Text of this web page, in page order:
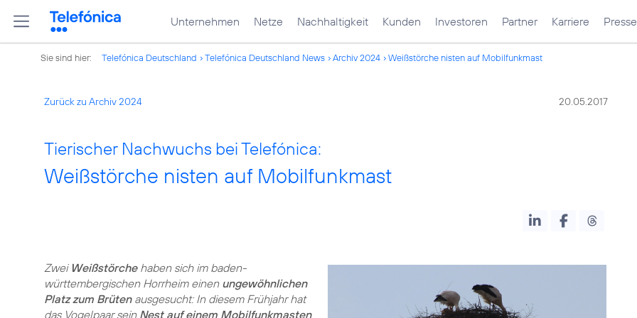
Unternehmen Netze Nachhaltigkeit Kunden Investoren Partner Karriere Presse
Sie sind hier: Telefónica Deutschland Telefónica Deutschland News Archiv 2024 Weißstörche nisten auf Mobilfunkmast
Zurück zu Archiv 2024 20.05.2017
Tierischer Nachwuchs bei Telefónica:
Weißstörche nisten auf Mobilfunkmast
Zwei Weißstörchehaben sich im baden-
württembergischen Horrheim einen ungewöhnlichen
Platz zum Brütenausgesucht: In diesem Frühjahr hat
das Vogelpaar sein Nest auf einem Mobilfunkmasten